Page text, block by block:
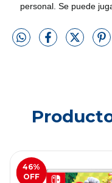
personal. Se puede
46%
OFF